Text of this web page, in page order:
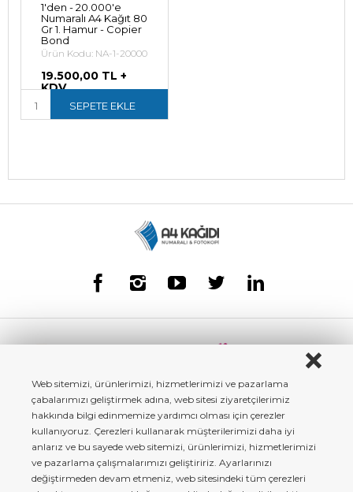
1'den - 20.000'e
Numaralı A4 Kağıt 80
Gr 1. Hamur - Copier
Bond
Ürün Kodu: NA-1-20000
19.500,00 TL +
KDV
23.400,00 TL (KDV
Dahil)
SEPETE EKLE
Web sitemizi, ürünlerimizi, hizmetlerimizi ve pazarlama
çabalarımızı geliştirmek adına, web sitesi ziyaretçilerimiz
hakkında bilgi edinmemize yardımcı olması için çerezler
kullanıyoruz. Çerezleri kullanarak müşterilerimizi daha iyi
anlarız ve bu sayede web sitemizi, ürünlerimizi, hizmetlerimizi
ve pazarlama çalışmalarımızı geliştiririz. Ayarlarınızı
değiştirmeden devam etmeniz, web sitesindeki tüm çerezleri